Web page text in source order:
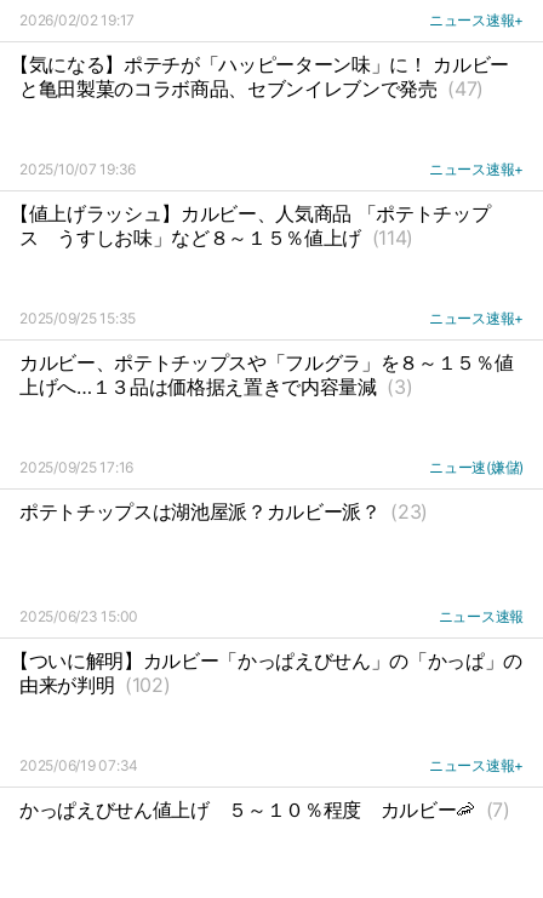
2026/02/02 19:17 ニュース速報+
【気になる】ポテチが「ハッピーターン味」に！ カルビー
と亀田製菓のコラボ商品、セブンイレブンで発売 (47)
2025/10/07 19:36 ニュース速報+
【値上げラッシュ】カルビー、人気商品 「ポテトチップ
ス
うすしお味」など８～１５％値上げ (114)
2025/09/25 15:35 ニュース速報+
カルビー、ポテトチップスや「フルグラ」を８～１５％値
上げへ…１３品は価格据え置きで内容量減 (3)
2025/09/25 17:16 ニュー速(嫌儲)
ポテトチップスは湖池屋派？カルビー派？ (23)
2025/06/23 15:00 ニュース速報
【ついに解明】カルビー「かっぱえびせん」の「かっぱ」の
由来が判明 (102)
2025/06/19 07:34 ニュース速報+
かっぱえびせん値上げ ５～１０％程度 カルビー🦐 (7)